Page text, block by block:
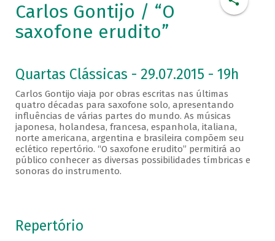
Carlos Gontijo / “O
saxofone erudito”
Quartas Clássicas - 29.07.2015 - 19h
Carlos Gontijo viaja por obras escritas nas últimas
quatro décadas para saxofone solo, apresentando
influências de várias partes do mundo. As músicas
japonesa, holandesa, francesa, espanhola, italiana,
norte americana, argentina e brasileira compõem seu
eclético repertório. “O saxofone erudito” permitirá ao
público conhecer as diversas possibilidades tímbricas e
sonoras do instrumento.
Repertório